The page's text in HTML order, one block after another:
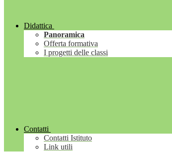
Didattica
Panoramica
Offerta formativa
I progetti delle classi
Contatti
Contatti Istituto
Link utili